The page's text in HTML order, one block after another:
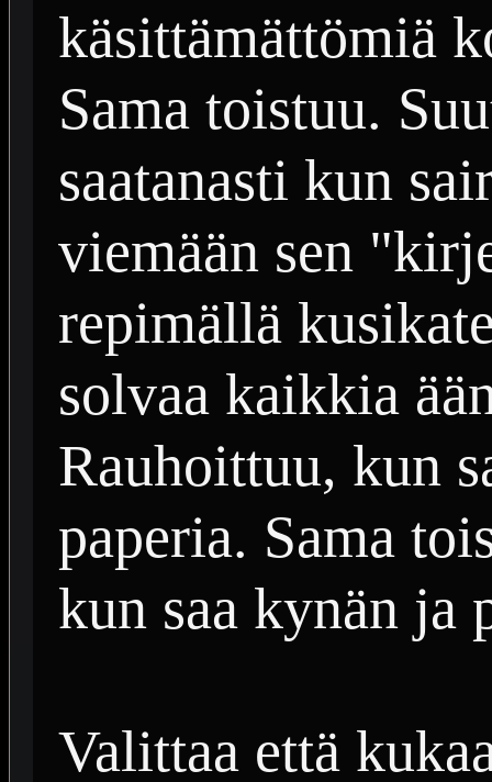
käsittämättömiä
Sama toistuu.
saatanasti kun
viemään sen
repimällä
solvaa kaikkia
Rauhoittuu, kun
paperia. Sama
kun saa kynän ja
Valittaa että